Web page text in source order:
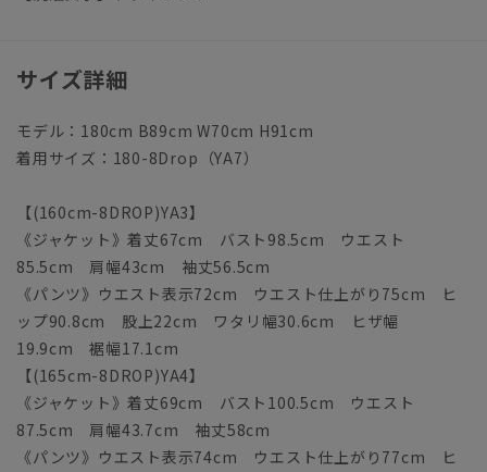
サイズ詳細
モデル：180cm B89cm W70cm H91cm
着用サイズ：180-8Drop（YA7）
【(160cm-8DROP)YA3】
《ジャケット》着丈67cm バスト98.5cm ウエスト
85.5cm 肩幅43cm 袖丈56.5cm
《パンツ》ウエスト表示72cm ウエスト仕上がり75cm ヒ
ップ90.8cm 股上22cm ワタリ幅30.6cm ヒザ幅
19.9cm 裾幅17.1cm
【(165cm-8DROP)YA4】
《ジャケット》着丈69cm バスト100.5cm ウエスト
87.5cm 肩幅43.7cm 袖丈58cm
《パンツ》ウエスト表示74cm ウエスト仕上がり77cm ヒ